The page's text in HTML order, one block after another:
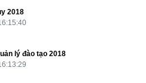
2018
lý đào tạo 2018